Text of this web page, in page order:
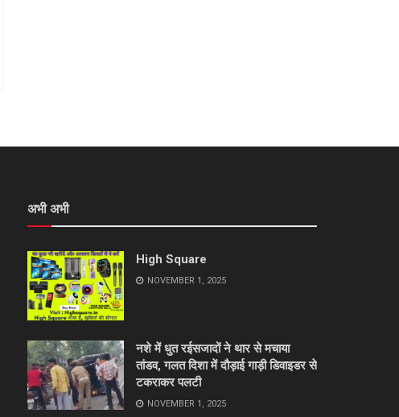
अभी अभी
High Square
NOVEMBER 1, 2025
नशे में धुत रईसजादों ने थार से मचाया
तांडव, गलत दिशा में दौड़ाई गाड़ी डिवाइडर से
टकराकर पलटी
NOVEMBER 1, 2025